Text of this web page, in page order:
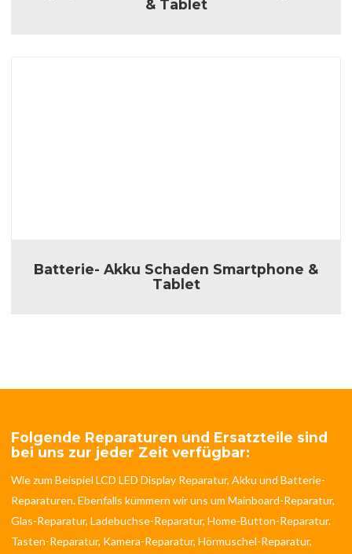
& Tablet
Batterie- Akku Schaden Smartphone &
Tablet
Folgende Reparaturen und Ersatzteile sind
bei uns zur jeder Zeit verfügbar:
Wie zum Beispiel LCD LED Display Reparatur, Akku und Batterie-
Reparaturen. Ebenfalls kümmern wir uns um Mainboard-Reparatur,
Glas-Reparatur, Ladebuchse-Reparatur, Home-Button-Reparatur.
Tasten-Reparatur, Kamera-Reparatur, Hörmuschel-Reparatur,